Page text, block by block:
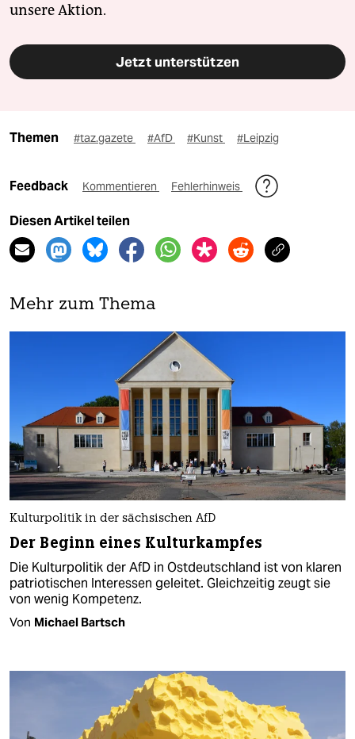
unsere Aktion.
Jetzt unterstützen
Themen #taz.gazete #AfD #Kunst #Leipzig
Feedback Kommentieren Fehlerhinweis
Diesen Artikel teilen
Mehr zum Thema
Kulturpolitik in der sächsischen AfD
Der Beginn eines Kulturkampfes
Die Kulturpolitik der AfD in Ostdeutschland ist von klaren
patriotischen Interessen geleitet. Gleichzeitig zeugt sie
von wenig Kompetenz.
Von Michael Bartsch